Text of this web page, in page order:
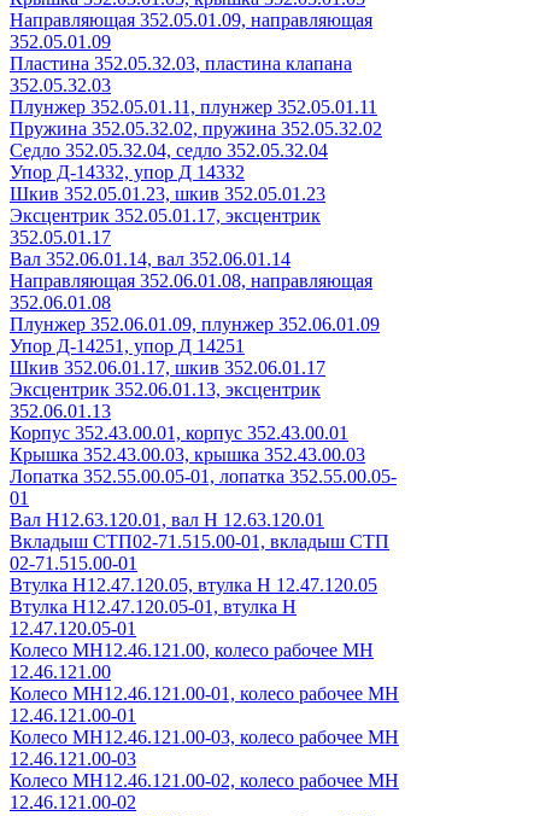
Направляющая 352.05.01.09, направляющая
352.05.01.09
Пластина 352.05.32.03, пластина клапана
352.05.32.03
Плунжер 352.05.01.11, плунжер 352.05.01.11
Пружина 352.05.32.02, пружина 352.05.32.02
Седло 352.05.32.04, седло 352.05.32.04
Упор Д-14332, упор Д 14332
Шкив 352.05.01.23, шкив 352.05.01.23
Эксцентрик 352.05.01.17, эксцентрик
352.05.01.17
Вал 352.06.01.14, вал 352.06.01.14
Направляющая 352.06.01.08, направляющая
352.06.01.08
Плунжер 352.06.01.09, плунжер 352.06.01.09
Упор Д-14251, упор Д 14251
Шкив 352.06.01.17, шкив 352.06.01.17
Эксцентрик 352.06.01.13, эксцентрик
352.06.01.13
Корпус 352.43.00.01, корпус 352.43.00.01
Крышка 352.43.00.03, крышка 352.43.00.03
Лопатка 352.55.00.05-01, лопатка 352.55.00.05-
01
Вал Н12.63.120.01, вал Н 12.63.120.01
Вкладыш СТП02-71.515.00-01, вкладыш СТП
02-71.515.00-01
Втулка Н12.47.120.05, втулка Н 12.47.120.05
Втулка Н12.47.120.05-01, втулка Н
12.47.120.05-01
Колесо МН12.46.121.00, колесо рабочее МН
12.46.121.00
Колесо МН12.46.121.00-01, колесо рабочее МН
12.46.121.00-01
Колесо МН12.46.121.00-03, колесо рабочее МН
12.46.121.00-03
Колесо МН12.46.121.00-02, колесо рабочее МН
12.46.121.00-02